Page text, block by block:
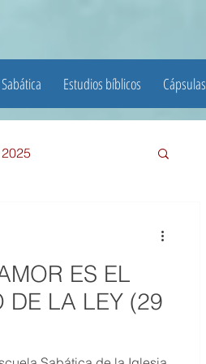
Estudios bíblicos Cápsulas
ES EL
DE LA LEY (29